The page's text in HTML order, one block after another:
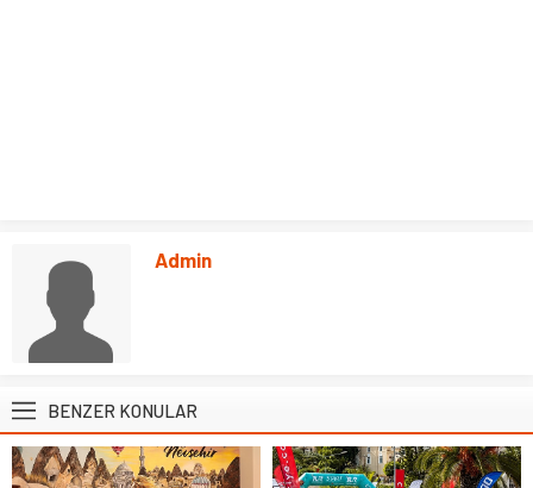
Admin
BENZER KONULAR